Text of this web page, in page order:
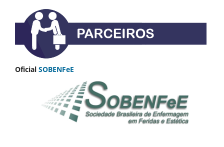
Oficial SOBENFeE